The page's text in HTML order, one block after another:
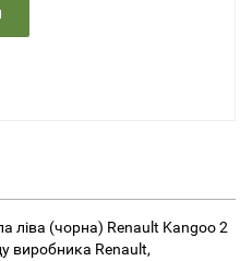
ліва (чорна) Renault Kangoo 2
виробника Renault,